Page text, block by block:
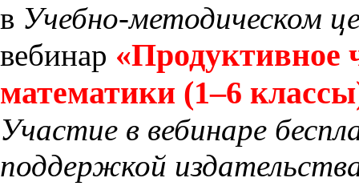
в Учебно-методическом
вебинар «Продуктивное
математики (1–6
Участие в вебинаре
поддержкой